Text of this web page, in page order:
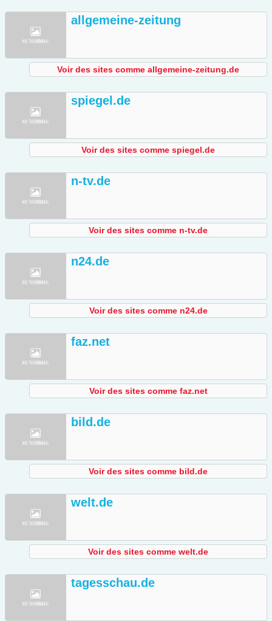
allgemeine-zeitung
Voir des sites comme allgemeine-zeitung.de
spiegel.de
Voir des sites comme spiegel.de
n-tv.de
Voir des sites comme n-tv.de
n24.de
Voir des sites comme n24.de
faz.net
Voir des sites comme faz.net
bild.de
Voir des sites comme bild.de
welt.de
Voir des sites comme welt.de
tagesschau.de